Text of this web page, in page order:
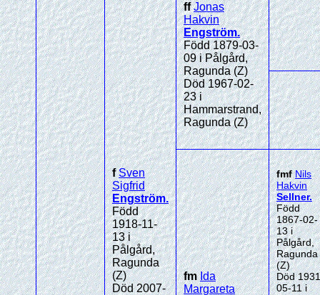
fSven
Sigfrid
Engström.
Född
1918-11-
13 i
Pålgård,
Ragunda
(Z)
Död 2007-
ffJonas
Hakvin
Engström.
Född 1879-03-
09 i Pålgård,
Ragunda (Z)
Död 1967-02-
23 i
Hammarstrand,
Ragunda (Z)
fmIda
Margareta
fmfNils
Hakvin
Sellner.
Född
1867-02-
13 i
Pålgård,
Ragunda
(Z)
Död
05-11 i